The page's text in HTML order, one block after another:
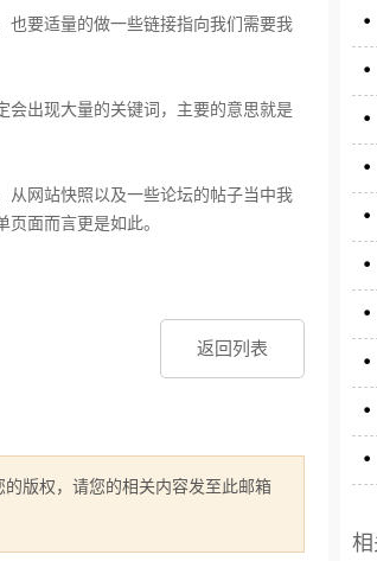
也要适量的做一些链接指向我们需要我
会出现大量的关键词，主要的意思就是
从网站快照以及一些论坛的帖子当中我
面而言更是如此。
返回列表
版权，请您的相关内容发至此邮箱